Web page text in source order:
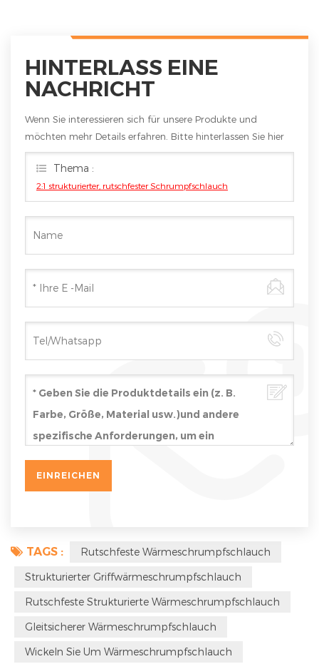
HINTERLASS EINE
NACHRICHT
Wenn Sie interessieren sich für unsere Produkte und
möchten mehr Details erfahren. Bitte hinterlassen Sie hier
eine Nachricht. Wir werden Ihnen so schnell wie möglich
antwortenThema :
2:1 strukturierter, rutschfester Schrumpfschlauch
TAGS : Rutschfeste Wärmeschrumpfschlauch
Strukturierter Griffwärmeschrumpfschlauch
Rutschfeste Strukturierte Wärmeschrumpfschlauch
Gleitsicherer Wärmeschrumpfschlauch
Wickeln Sie Um Wärmeschrumpfschlauch